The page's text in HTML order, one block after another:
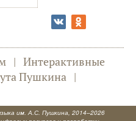
| Интерактивные
Пушкина |
им. А.С. Пушкина, 2014–2026